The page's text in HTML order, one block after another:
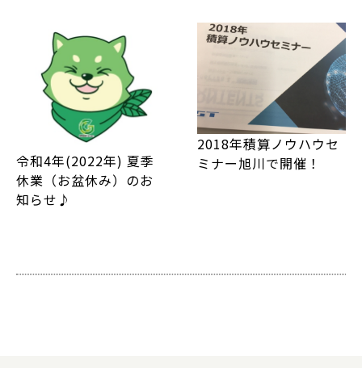
令和4年(2022年) 夏季
休業（お盆休み）のお
知らせ♪
2018年積算ノウハウセ
ミナー旭川で開催！